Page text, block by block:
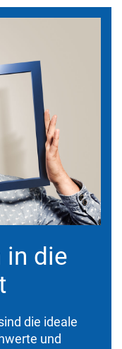
in die
die ideale
und